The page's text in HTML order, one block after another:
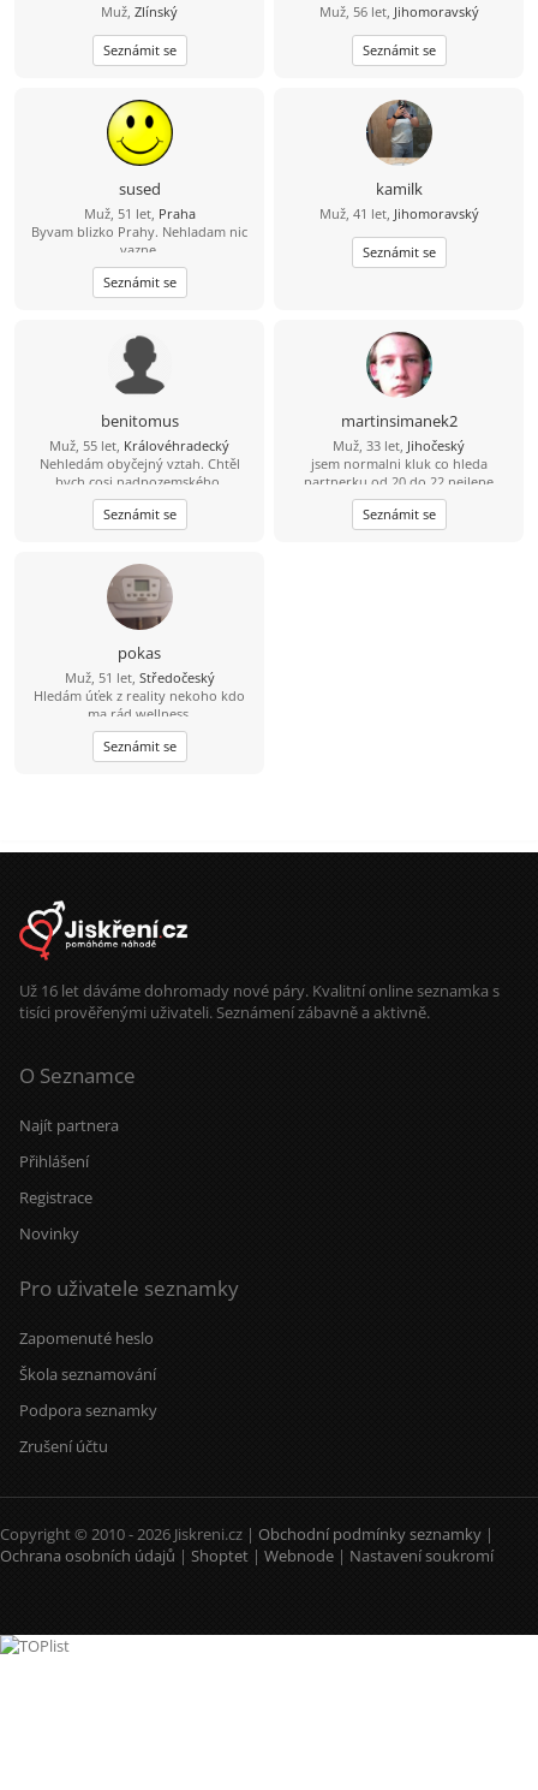
Muž, Zlínský
Seznámit se
Muž, 56 let, Jihomoravský
Seznámit se
sused
Muž, 51 let, Praha
Byvam blizko Prahy. Nehladam nic
vazne.
Seznámit se
kamilk
Muž, 41 let, Jihomoravský
Seznámit se
benitomus
Muž, 55 let, Královéhradecký
Nehledám obyčejný vztah. Chtěl
bych cosi nadpozemského,
výjimečného, ne šedivého a
zbytečného.
Seznámit se
martinsimanek2
Muž, 33 let, Jihočeský
jsem normalni kluk co hleda
partnerku od 20 do 22 nejlepe
Seznámit se
pokas
Muž, 51 let, Středočeský
Hledám úťek z reality nekoho kdo
ma rád wellness.
Seznámit se
Už 16 let dáváme dohromady nové páry. Kvalitní online seznamka s
tisíci prověřenými uživateli. Seznámení zábavně a aktivně.
O Seznamce
Najít partnera
Přihlášení
Registrace
Novinky
Pro uživatele seznamky
Zapomenuté heslo
Škola seznamování
Podpora seznamky
Zrušení účtu
Copyright © 2010 - 2026 Jiskreni.cz | Obchodní podmínky seznamky |
Ochrana osobních údajů | Shoptet | Webnode | Nastavení soukromí